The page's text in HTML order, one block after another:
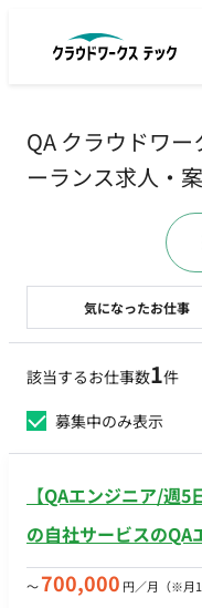
QA クラウドワ
ーランス求人・
該当するお仕事数1件
募集中のみ表示
【QAエンジニア/週
の自社サービスのQA
〜700,000 円／月 （※月
気になったお仕事